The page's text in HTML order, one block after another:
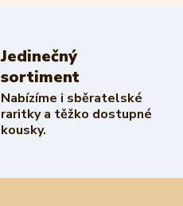
Jedinečný
sortiment
Nabízíme i sběratelské
raritky a těžko dostupné
kousky.